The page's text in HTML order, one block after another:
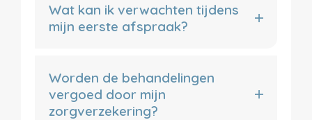
Wat kan ik verwachten tijdens
mijn eerste afspraak?
Worden de behandelingen
vergoed door mijn
zorgverzekering?